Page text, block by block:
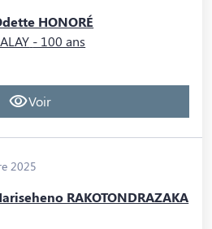
HONORÉ
- 100 ans
Voir
2025
RAKOTONDRAZAKA